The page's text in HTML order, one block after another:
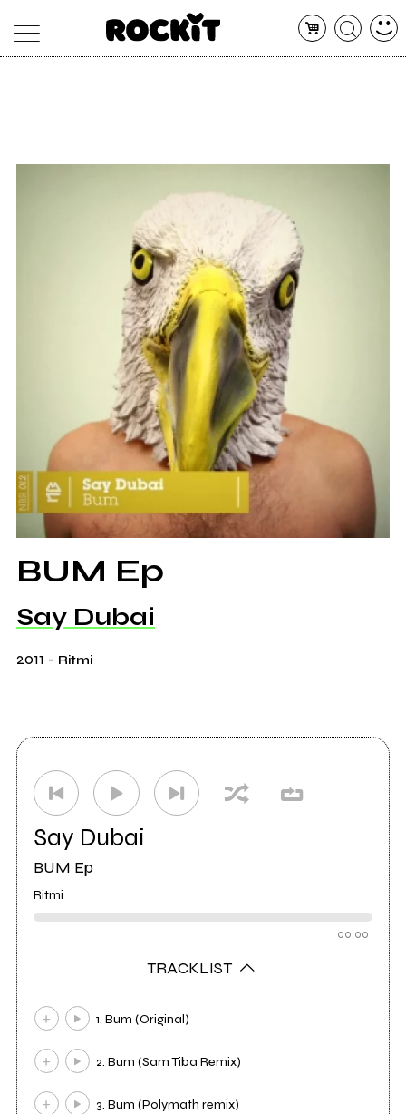
CONCERTI
BUM Ep
Say Dubai
2011 - Ritmi
Say Dubai
BUM Ep
Ritmi
00:00
TRACKLIST
1. Bum (Original)
2. Bum (Sam Tiba Remix)
3. Bum (Polymath remix)